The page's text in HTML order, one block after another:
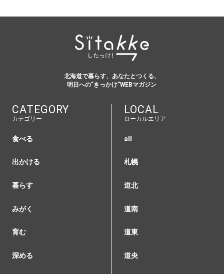
北海道で暮らす、あなたとつくる、
明日への”きっかけ”WEBマガジン
CATEGORY
カテゴリー
食べる
出かける
暮らす
みがく
育む
深める
LOCAL
ローカルエリア
all
札幌
道北
道南
道東
道央